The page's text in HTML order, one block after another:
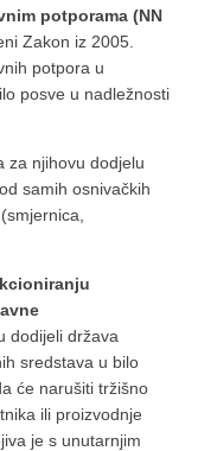
potporama (NN
Zakon iz 2005.
potpora u
posve u nadležnosti
za njihovu dodjelu
samih osnivačkih
dodijeli država
sredstava u bilo
će narušiti tržišno
ili proizvodnje
je s unutarnjim